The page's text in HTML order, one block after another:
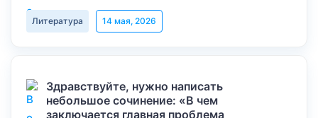
Литература 14 мая, 2026
Здравствуйте, нужно написать
небольшое сочинение: «В чем
заключается главная проблема